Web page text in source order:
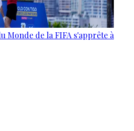
Monde de la FIFA s'apprête à